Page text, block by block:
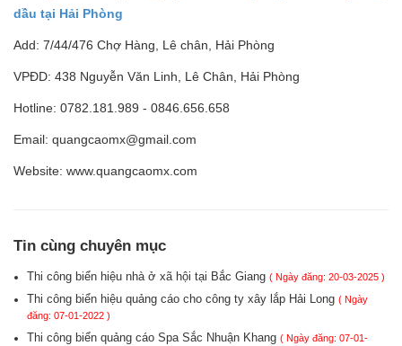
dầu tại Hải Phòng
Add: 7/44/476 Chợ Hàng, Lê chân, Hải Phòng
VPĐD: 438 Nguyễn Văn Linh, Lê Chân, Hải Phòng
Hotline: 0782.181.989 - 0846.656.658
Email: quangcaomx@gmail.com
Website: www.quangcaomx.com
Tin cùng chuyên mục
Thi công biển hiệu nhà ở xã hội tại Bắc Giang ( Ngày đăng: 20-03-2025 )
Thi công biển hiệu quảng cáo cho công ty xây lắp Hải Long ( Ngày
đăng: 07-01-2022 )
Thi công biển quảng cáo Spa Sắc Nhuận Khang ( Ngày đăng: 07-01-